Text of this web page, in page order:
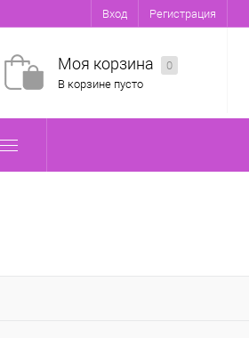
Вход Регистрация
Моя корзина
0
В корзине пусто